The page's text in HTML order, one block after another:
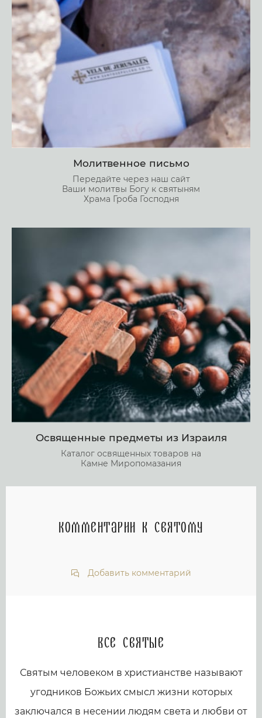
Молитвенное письмо
Передайте через наш сайт
Ваши молитвы Богу к святыням
Храма Гроба Господня
Освященные предметы из Израиля
Каталог освященных товаров на
Камне Миропомазания
Комментарии к святому
Добавить комментарий
Все святые
Святым человеком в христианстве называют
угодников Божьих смысл жизни которых
заключался в несении людям света и любви от